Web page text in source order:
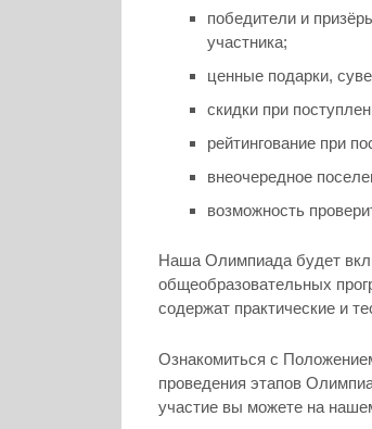
победители и
участника;
ценные подарки,
скидки при
рейтингование при
внеочередное
возможность
Наша Олимпиада будет
общеобразовательных
содержат практические и
Ознакомиться с
проведения этапов
участие вы можете на